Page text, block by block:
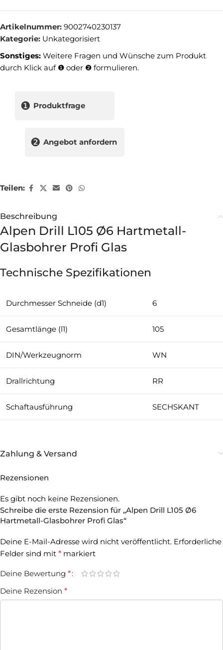
Artikelnummer: 9002740230137
Kategorie: Unkategorisiert
Sonstiges: Weitere Fragen und Wünsche zum Produkt
durch Klick auf ❶ oder ❷ formulieren.
❶ Produktfrage
❷ Angebot anfordern
Teilen:
Beschreibung
Alpen Drill L105 Ø6 Hartmetall-
Glasbohrer Profi Glas
Technische Spezifikationen
Durchmesser Schneide (d1) 6
Gesamtlänge (l1) 105
DIN/Werkzeugnorm WN
Drallrichtung RR
Schaftausführung SECHSKANT
Zahlung & Versand
Rezensionen
Es gibt noch keine Rezensionen.
Schreibe die erste Rezension für „Alpen Drill L105 Ø6
Hartmetall-Glasbohrer Profi Glas“
Deine E-Mail-Adresse wird nicht veröffentlicht. Erforderliche
Felder sind mit * markiert
Deine Bewertung *
Deine Rezension *